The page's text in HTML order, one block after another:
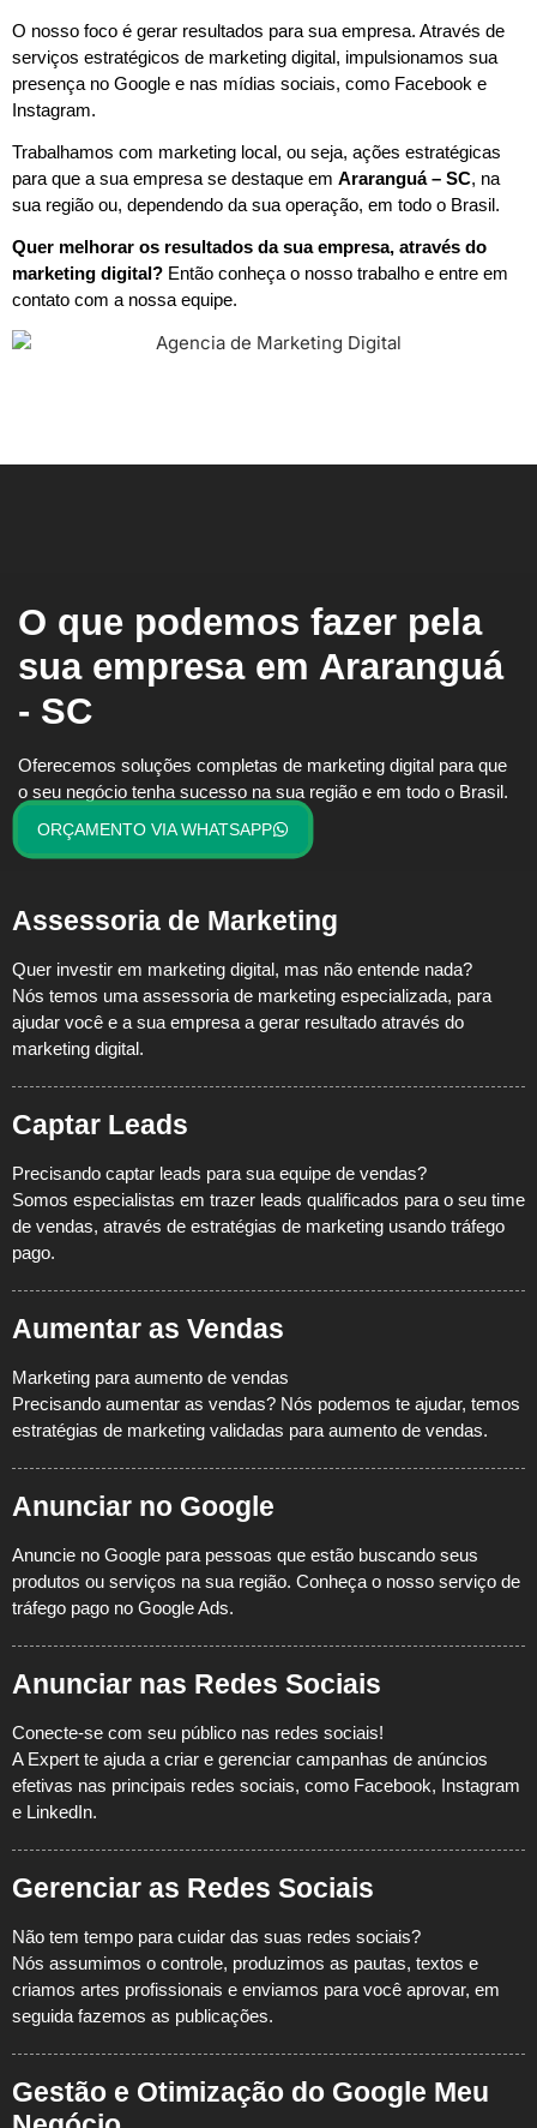
O nosso foco é gerar resultados para sua empresa. Através de
serviços estratégicos de marketing digital, impulsionamos sua
presença no Google e nas mídias sociais, como Facebook e
Instagram.
Trabalhamos com marketing local, ou seja, ações estratégicas
para que a sua empresa se destaque em Araranguá – SC, na
sua região ou, dependendo da sua operação, em todo o Brasil.
Quer melhorar os resultados da sua empresa, através do
marketing digital? Então conheça o nosso trabalho e entre em
contato com a nossa equipe.
O que podemos fazer pela
sua empresa em Araranguá
- SC
Oferecemos soluções completas de marketing digital para que
o seu negócio tenha sucesso na sua região e em todo o Brasil.
ORÇAMENTO VIA WHATSAPP
Assessoria de Marketing
Quer investir em marketing digital, mas não entende nada?
Nós temos uma assessoria de marketing especializada, para
ajudar você e a sua empresa a gerar resultado através do
marketing digital.
Captar Leads
Precisando captar leads para sua equipe de vendas?
Somos especialistas em trazer leads qualificados para o seu time
de vendas, através de estratégias de marketing usando tráfego
pago.
Aumentar as Vendas
Marketing para aumento de vendas
Precisando aumentar as vendas? Nós podemos te ajudar, temos
estratégias de marketing validadas para aumento de vendas.
Anunciar no Google
Anuncie no Google para pessoas que estão buscando seus
produtos ou serviços na sua região. Conheça o nosso serviço de
tráfego pago no Google Ads.
Anunciar nas Redes Sociais
Conecte-se com seu público nas redes sociais!
A Expert te ajuda a criar e gerenciar campanhas de anúncios
efetivas nas principais redes sociais, como Facebook, Instagram
e LinkedIn.
Gerenciar as Redes Sociais
Não tem tempo para cuidar das suas redes sociais?
Nós assumimos o controle, produzimos as pautas, textos e
criamos artes profissionais e enviamos para você aprovar, em
seguida fazemos as publicações.
Gestão e Otimização do Google Meu